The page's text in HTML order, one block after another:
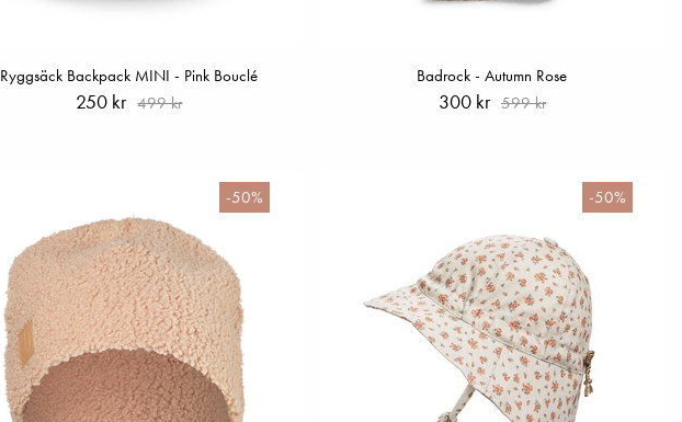
Ryggsäck Backpack MINI - Pink Bouclé
250 kr 499 kr
Badrock - Autumn Rose
300 kr 599 kr
-50% -50%